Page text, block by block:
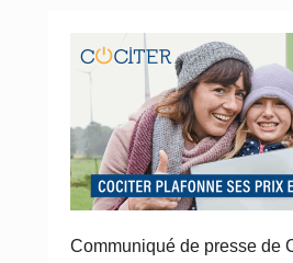
Communiqué de presse de